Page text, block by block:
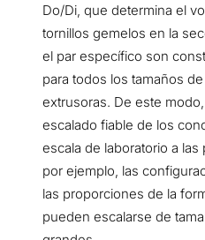
Do/Di, que determina el
tornillos gemelos en la
el par específico son
para todos los tamaños
extrusoras. De este
escalado fiable de los
escala de laboratorio a
por ejemplo, las
las proporciones de la
pueden escalarse de